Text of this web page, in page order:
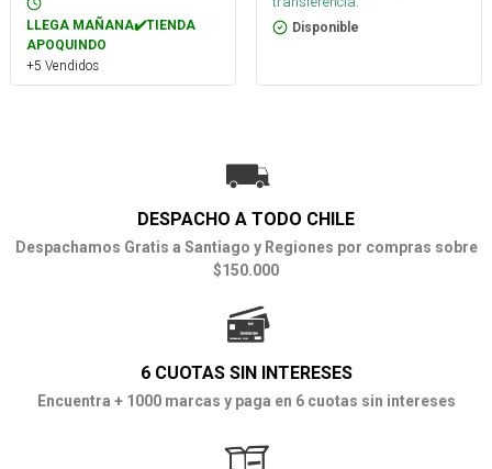
LLEGA MAÑANA✔️TIENDA
APOQUINDO
+5 Vendidos
Disponible
DESPACHO A TODO CHILE
Despachamos Gratis a Santiago y Regiones por compras sobre
$150.000
6 CUOTAS SIN INTERESES
Encuentra + 1000 marcas y paga en 6 cuotas sin intereses